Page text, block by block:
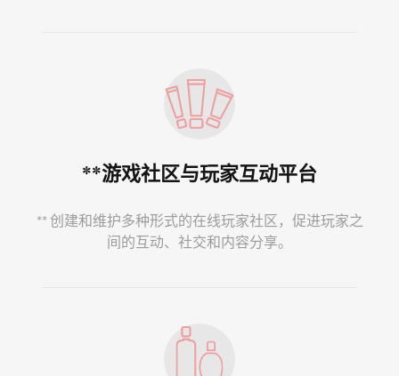
**游戏社区与玩家互动平台
** 创建和维护多种形式的在线玩家社区，促进玩家之
间的互动、社交和内容分享。